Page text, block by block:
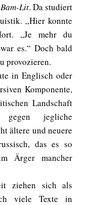
Lit. Da studiert
„Hier konnte
„Je mehr du
es.“ Doch bald
provozieren.
in Englisch oder
Komponente,
Landschaft
jegliche
ältere und neuere
das es so
Ärger mancher
ziehen sich als
viele Texte in